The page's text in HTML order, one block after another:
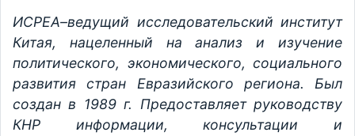
ИСРЕА–ведущий исследовательский институт
Китая, нацеленный на анализ и изучение
политического, экономического, социального
развития стран Евразийского региона. Был
создан в 1989 г. Предоставляет руководству
КНР информации, консультации и